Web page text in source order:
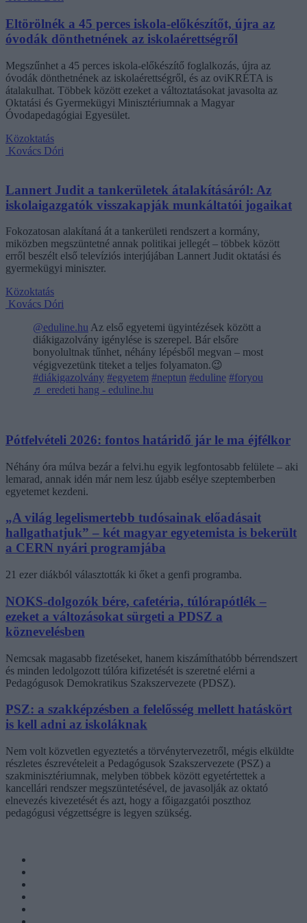
Eltörölnék a 45 perces iskola-előkészítőt, újra az
óvodák dönthetnének az iskolaérettségről
Megszűnhet a 45 perces iskola-előkészítő foglalkozás, újra az
óvodák dönthetnének az iskolaérettségről, és az oviKRÉTA is
átalakulhat. Többek között ezeket a változtatásokat javasolta az
Oktatási és Gyermekügyi Minisztériumnak a Magyar
Óvodapedagógiai Egyesület.
Közoktatás
Kovács Dóri
Lannert Judit a tankerületek átalakításáról: Az
iskolaigazgatók visszakapják munkáltatói jogaikat
Fokozatosan alakítaná át a tankerületi rendszert a kormány,
miközben megszüntetné annak politikai jellegét – többek között
erről beszélt első televíziós interjújában Lannert Judit oktatási és
gyermekügyi miniszter.
Közoktatás
Kovács Dóri
@eduline.hu Az első egyetemi ügyintézések között a
diákigazolvány igénylése is szerepel. Bár elsőre
bonyolultnak tűnhet, néhány lépésből megvan – most
végigvezetünk titeket a teljes folyamaton.😉
#diákigazolvány #egyetem #neptun #eduline #foryou
♬ eredeti hang - eduline.hu
Pótfelvételi 2026: fontos határidő jár le ma éjfélkor
Néhány óra múlva bezár a felvi.hu egyik legfontosabb felülete – aki
lemarad, annak idén már nem lesz újabb esélye szeptemberben
egyetemet kezdeni.
„A világ legelismertebb tudósainak előadásait
hallgathatjuk” – két magyar egyetemista is bekerült
a CERN nyári programjába
21 ezer diákból választották ki őket a genfi programba.
NOKS-dolgozók bére, cafetéria, túlórapótlék –
ezeket a változásokat sürgeti a PDSZ a
köznevelésben
Nemcsak magasabb fizetéseket, hanem kiszámíthatóbb bérrendszert
és minden ledolgozott túlóra kifizetését is szeretné elérni a
Pedagógusok Demokratikus Szakszervezete (PDSZ).
PSZ: a szakképzésben a felelősség mellett hatáskört
is kell adni az iskoláknak
Nem volt közvetlen egyeztetés a törvénytervezetről, mégis elküldte
részletes észrevételeit a Pedagógusok Szakszervezete (PSZ) a
szakminisztériumnak, melyben többek között egyetértettek a
kancellári rendszer megszüntetésével, de javasolják az oktató
elnevezés kivezetését és azt, hogy a főigazgatói poszthoz
pedagógusi végzettségre is legyen szükség.